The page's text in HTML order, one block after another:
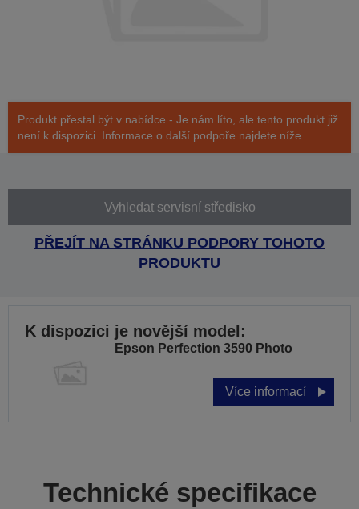
Produkt přestal být v nabídce - Je nám líto, ale tento produkt již
není k dispozici. Informace o další podpoře najdete níže.
Vyhledat servisní středisko
PŘEJÍT NA STRÁNKU PODPORY TOHOTO
PRODUKTU
K dispozici je novější model:
Epson Perfection 3590 Photo
Více informací
Technické specifikace